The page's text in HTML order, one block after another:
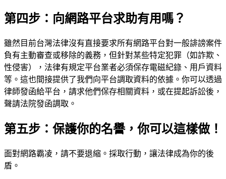
第四步：向網路平台求助有用嗎？
雖然目前台灣法律沒有直接要求所有網路平台對一般誹謗案件
負有主動審查或移除的義務，但針對某些特定犯罪（如詐欺、
性侵害），法律有規定平台業者必須保存電磁紀錄、用戶資料
等。這也間接提供了我們向平台調取資料的依據。你可以透過
律師發函給平台，請求他們保存相關資料，或在提起訴訟後，
聲請法院發函調取。
第五步：保護你的名譽，你可以這樣做！
面對網路霸凌，請不要退縮。採取行動，讓法律成為你的後
盾。